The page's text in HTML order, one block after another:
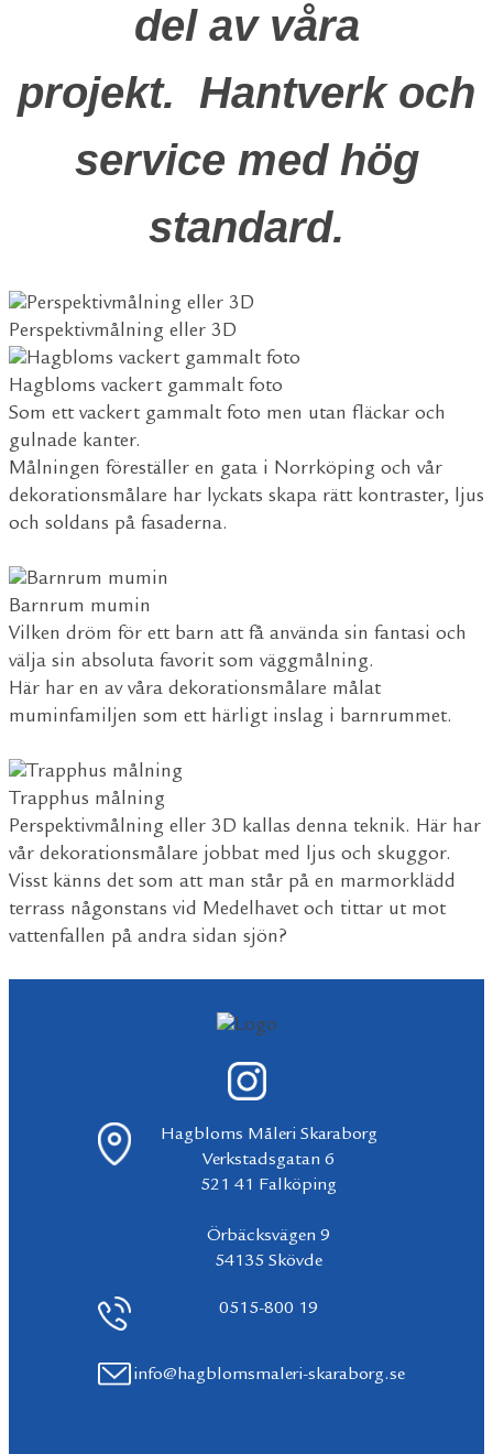
del av våra
projekt. Hantverk och
service med hög
standard.
Perspektivmålning eller 3D
Hagbloms vackert gammalt foto
Som ett vackert gammalt foto men utan fläckar och
gulnade kanter.
Målningen föreställer en gata i Norrköping och vår
dekorationsmålare har lyckats skapa rätt kontraster, ljus
och soldans på fasaderna.
Barnrum mumin
Vilken dröm för ett barn att få använda sin fantasi och
välja sin absoluta favorit som väggmålning.
Här har en av våra dekorationsmålare målat
muminfamiljen som ett härligt inslag i barnrummet.
Trapphus målning
Perspektivmålning eller 3D kallas denna teknik. Här har
vår dekorationsmålare jobbat med ljus och skuggor.
Visst känns det som att man står på en marmorklädd
terrass någonstans vid Medelhavet och tittar ut mot
vattenfallen på andra sidan sjön?
Hagbloms Måleri Skaraborg
Verkstadsgatan 6
521 41 Falköping
Örbäcksvägen 9
54135 Skövde
0515-800 19
info@hagblomsmaleri-skaraborg.se